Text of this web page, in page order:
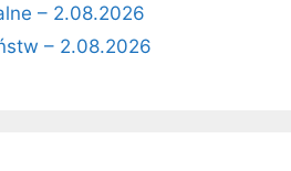
– 2.08.2026
– 2.08.2026